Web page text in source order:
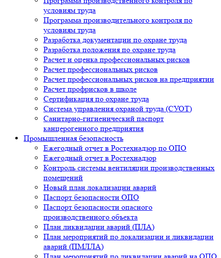
условиям труда
Программа производительного контроля по
условиям труда
Разработка документации по охране труда
Разработка положения по охране труда
Расчет и оценка профессиональных рисков
Расчет профессиональных рисков
Расчет профессиональных рисков на предприятии
Расчет профрисков в школе
Сертификация по охране труда
Система управления охраной труда (СУОТ)
Санитарно-гигиенический паспорт
канцерогенного предприятия
Промышленная безопасность
Ежегодный отчет в Ростехнадзор по ОПО
Ежегодный отчет в Ростехнадзор
Контроль системы вентиляции производственных
помещений
Новый план локализации аварий
Паспорт безопасности ОПО
Паспорт безопасности опасного
производственного объекта
План ликвидации аварий (ПЛА)
План мероприятий по локализации и ликвидации
аварий (ПМЛЛА)